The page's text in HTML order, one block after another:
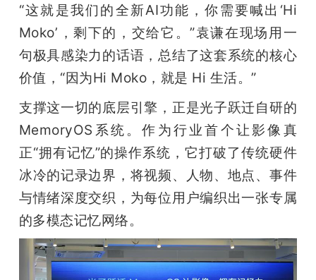
“这就是我们的全新AI功能，你需要喊出‘Hi
Moko’，剩下的，交给它。”袁谦在现场用一
句极具感染力的话语，总结了这套系统的核心
价值，“因为Hi Moko，就是 Hi 生活。”
支撑这一切的底层引擎，正是光子跃迁自研的
MemoryOS系统。作为行业首个让影像真
正“拥有记忆”的操作系统，它打破了传统硬件
冰冷的记录边界，将视频、人物、地点、事件
与情绪深度交织，为每位用户编织出一张专属
的多模态记忆网络。